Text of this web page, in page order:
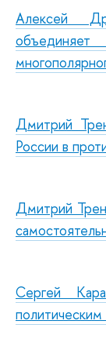
Алексей
Дмитрий
России в
Дмитрий
Сергей